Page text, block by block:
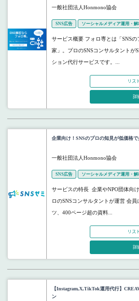
一般社団法人Honmono協会
SNS広告 ソーシャルメディア運用・解
サービス概要 フォロ専とは「SNS
家」。プロのSNSコンサルタントが
ション代行サービスです。...
リス
詳
企業向け！SNSのプロの知見が低価格
一般社団法人Honmono協会
SNS広告 ソーシャルメディア運用・解
サービスの特長 企業やNPO団体向
ロのSNSコンサルタントが運営 会
ツ、400ページ超の資料...
リス
詳
【Instagram,X,TikTok運用代行】
ン